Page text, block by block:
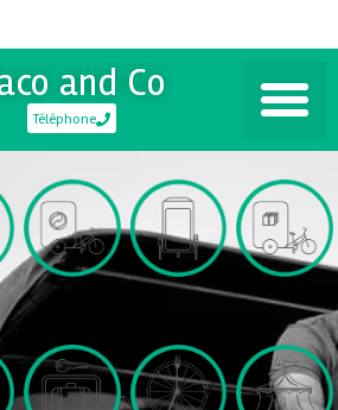
and Co
Téléphone